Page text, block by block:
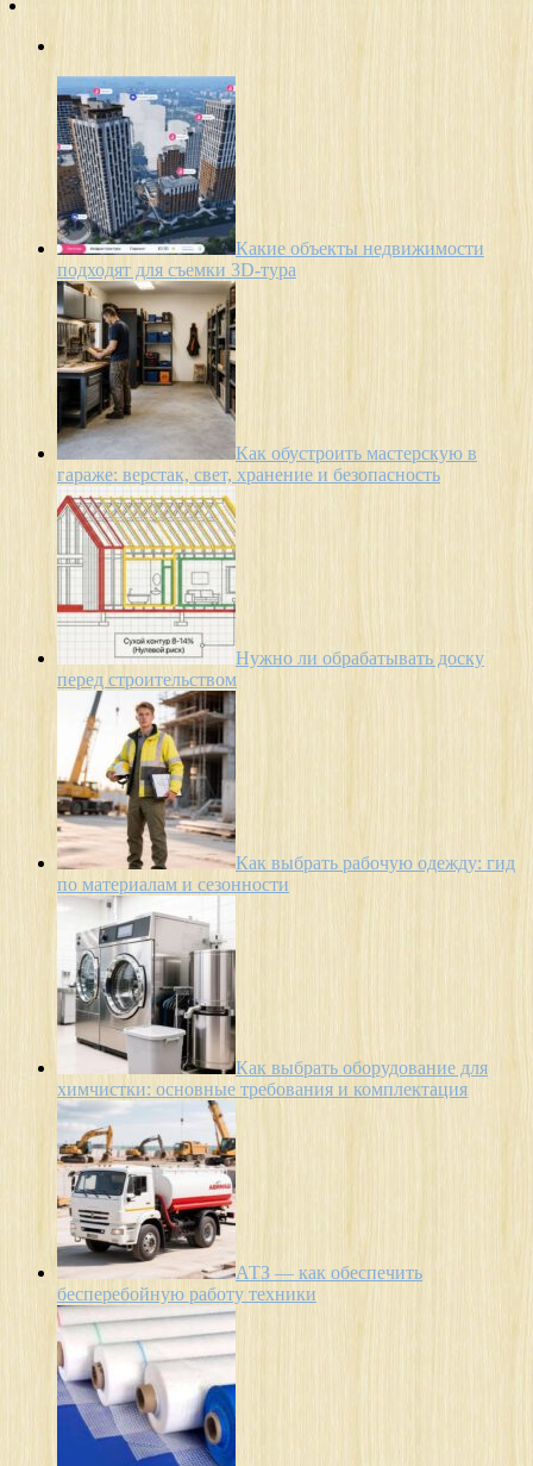
Какие объекты недвижимости
подходят для съемки 3D-тура
Как обустроить мастерскую в
гараже: верстак, свет, хранение и безопасность
Нужно ли обрабатывать доску
перед строительством
Как выбрать рабочую одежду: гид
по материалам и сезонности
Как выбрать оборудование для
химчистки: основные требования и комплектация
АТЗ — как обеспечить
бесперебойную работу техники